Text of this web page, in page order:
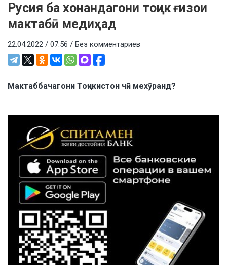
Русия ба хонандагони тоҷик ғизои
мактабӣ медиҳад
22.04.2022 / 07:56 / Без комментариев
Мактаббачагони Тоҷикистон чӣ мехӯранд?